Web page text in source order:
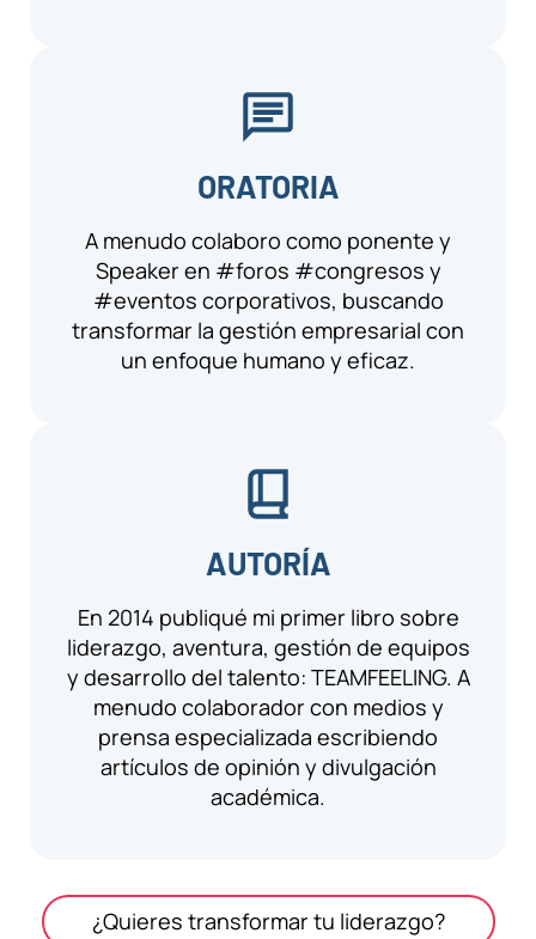
ORATORIA
A menudo colaboro como ponente y
Speaker en #foros #congresos y
#eventos corporativos, buscando
transformar la gestión empresarial con
un enfoque humano y eficaz.
AUTORÍA
En 2014 publiqué mi primer libro sobre
liderazgo, aventura, gestión de equipos
y desarrollo del talento: TEAMFEELING. A
menudo colaborador con medios y
prensa especializada escribiendo
artículos de opinión y divulgación
académica.
¿Quieres transformar tu liderazgo?